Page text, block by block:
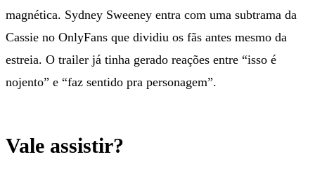
magnética. Sydney Sweeney entra com uma subtrama da
Cassie no OnlyFans que dividiu os fãs antes mesmo da
estreia. O trailer já tinha gerado reações entre “isso é
nojento” e “faz sentido pra personagem”.
Vale assistir?